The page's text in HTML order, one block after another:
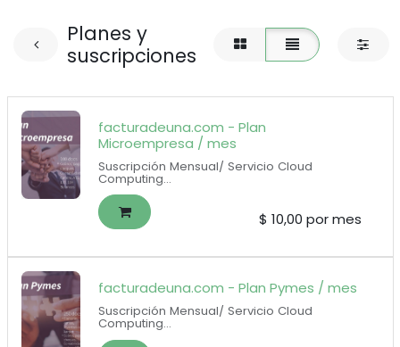
Planes y
suscripciones
facturadeuna.com - Plan
Microempresa / mes
Suscripción Mensual/ Servicio Cloud
Computing
100 documentos electrónicos incluidos
($0.10 por documento adicional)
1 usuarios para el auxiliar contable + 1
usuario para el contador
$ 10,00 por mes
facturadeuna.com - Plan Pymes / mes
Suscripción Mensual/ Servicio Cloud
Computing
250 documentos electrónicos incluidos